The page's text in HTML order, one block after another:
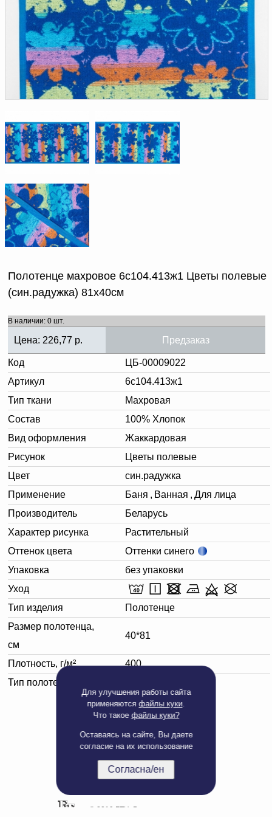
Для улучшения работы сайта
применяютсяфайлы куки.
Что такое файлы куки?
Оставаясь на сайте, Вы даете
согласие на их использование
Согласна/ен
Доверенность на
получение груза
Документы по работе с
персональными данными
Письмо руководителю
Вопросы и ответы
Новости | Статьи
Полотенце махровое 6с104.413ж1 Цветы полевые
(син.радужка) 81х40см
В наличии: 0 шт.
Цена: 226,77 р. Предзаказ
Код
ЦБ-00009022
Артикул
6с104.413ж1
Тип ткани
Махровая
Состав
100% Хлопок
Вид оформления
Жаккардовая
Рисунок
Цветы полевые
Цвет
син.радужка
Применение
Баня , Ванная , Для лица
Производитель
Беларусь
Характер рисунка
Растительный
Оттенок цвета
Оттенки синего
Упаковка
без упаковки
Уход
Тип изделия
Полотенце
Размер полотенца,
см
40*81
Плотность, г/м²
400
Тип полотенца
Полная версия сайта
© 2019 БТЦ. Все права защищены
Добавить
в